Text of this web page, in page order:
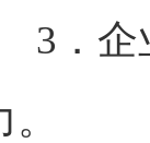
3．